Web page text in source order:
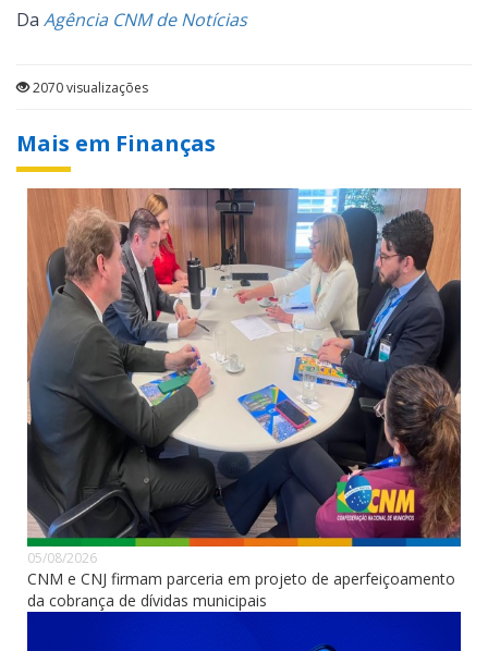
Da Agência CNM de Notícias
2070 visualizações
Mais em Finanças
05/08/2026
CNM e CNJ firmam parceria em projeto de aperfeiçoamento
da cobrança de dívidas municipais